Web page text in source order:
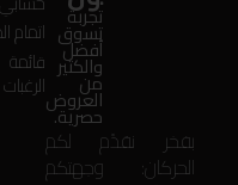
تجربة
تسوق
أفضل
والكثير
من
العروض
حصرية.
بفخر نقدّم لكم
الحركان: وجهتكم
اتمام
قائمة
الرغبات